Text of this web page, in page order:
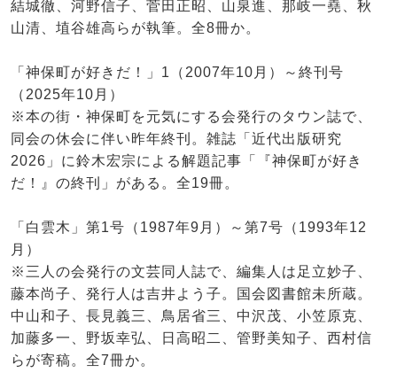
結城徹、河野信子、菅田正昭、山泉進、那岐一堯、秋
山清、埴谷雄高らが執筆。全8冊か。
「神保町が好きだ！」1（2007年10月）～終刊号
（2025年10月）
※本の街・神保町を元気にする会発行のタウン誌で、
同会の休会に伴い昨年終刊。雑誌「近代出版研究
2026」に鈴木宏宗による解題記事「『神保町が好き
だ！』の終刊」がある。全19冊。
「白雲木」第1号（1987年9月）～第7号（1993年12
月）
※三人の会発行の文芸同人誌で、編集人は足立妙子、
藤本尚子、発行人は吉井よう子。国会図書館未所蔵。
中山和子、長見義三、鳥居省三、中沢茂、小笠原克、
加藤多一、野坂幸弘、日高昭二、管野美知子、西村信
らが寄稿。全7冊か。